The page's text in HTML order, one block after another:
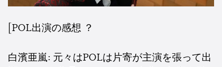
[POL出演の感想 ？
白濱亜嵐: 元々はPOLは片寄が主演を張って出